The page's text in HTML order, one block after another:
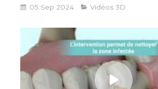
05 Sep 2024 Vidéos 3D